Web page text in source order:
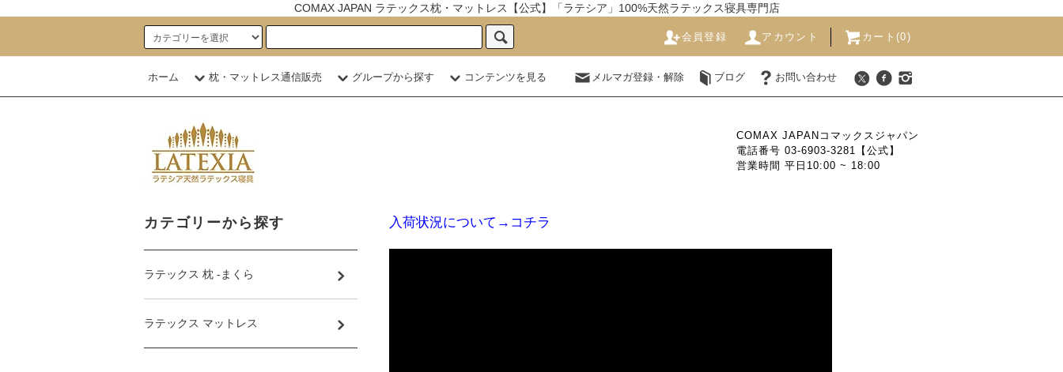
COMAX JAPAN ラテックス枕・マットレス【公式】「ラテシア」100%天然ラテックス寝具専門店
会員登録 アカウント カート(0)
ホーム 枕・マットレス通信販売 グループから探す コンテンツを見る メルマガ登録・解除 ブログ お問い合わせ
COMAX JAPANコマックスジャパン
電話番号 03-6903-3281【公式】
営業時間 平日10:00 ~ 18:00
入荷状況について→コチラ
カテゴリーから探す
ラテックス 枕 -まくら
ラテックス マットレス